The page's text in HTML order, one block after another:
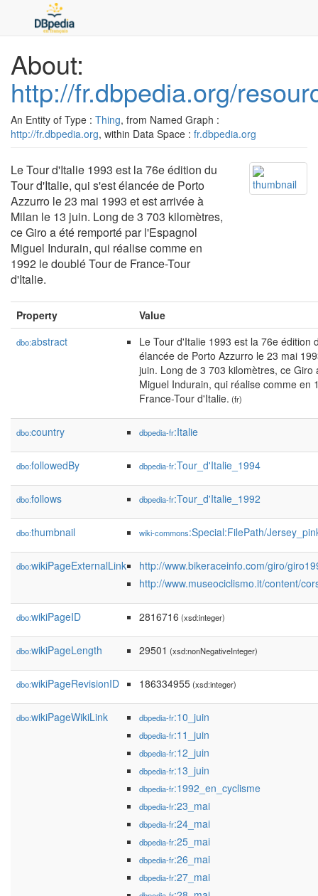
About:
http://fr.dbpedia.org/
An Entity of Type : Thing, from Named Graph :
http://fr.dbpedia.org, within Data Space : fr.dbpedia.org
Le Tour d'Italie 1993 est la 76e édition du
Tour d'Italie, qui s'est élancée de Porto
Azzurro le 23 mai 1993 et est arrivée à
Milan le 13 juin. Long de 3 703 kilomètres,
ce Giro a été remporté par l'Espagnol
Miguel Indurain, qui réalise comme en
1992 le doublé Tour de France-Tour
d'Italie.
Property Value
dbo:abstract
Le Tour d'Italie 1993 est la 76e édition
élancée de Porto Azzurro le 23 mai
juin. Long de 3 703 kilomètres, ce
Miguel Indurain, qui réalise comme en
France-Tour d'Italie. (fr)
dbo:country dbpedia-fr:Italie
dbo:followedBy dbpedia-fr:Tour_d'Italie_1994
dbo:follows dbpedia-fr:Tour_d'Italie_1992
dbo:thumbnail wiki-commons:Special:FilePath/
dbo:wikiPageExternalLink
http://www.bikeraceinfo.com/giro/
http://www.museociclismo.it/content/
dbo:wikiPageID 2816716 (xsd:integer)
dbo:wikiPageLength 29501 (xsd:nonNegativeInteger)
dbo:wikiPageRevisionID 186334955(xsd:integer)
dbo:wikiPageWikiLink dbpedia-fr:10_juin
dbpedia-fr:11_juin
dbpedia-fr:12_juin
dbpedia-fr:13_juin
dbpedia-fr:1992_en_cyclisme
dbpedia-fr:23_mai
dbpedia-fr:24_mai
dbpedia-fr:25_mai
dbpedia-fr:26_mai
dbpedia-fr:27_mai